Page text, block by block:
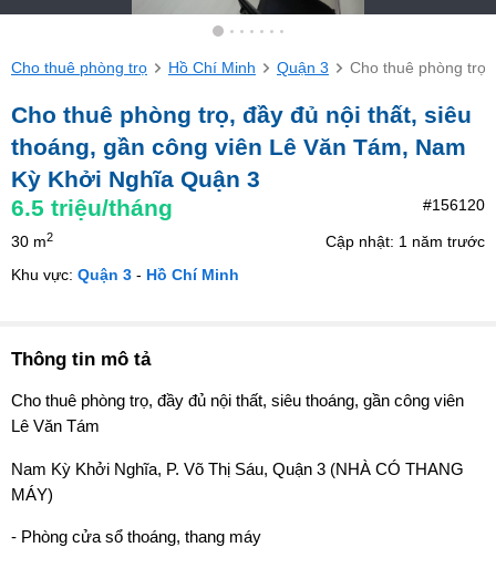
Cho thuê phòng trọ Hồ Chí Minh Quận 3 Cho thuê phòng
Cho thuê phòng trọ, đầy đủ nội thất, siêu
thoáng, gần công viên Lê Văn Tám, Nam
Kỳ Khởi Nghĩa Quận 3
6.5 triệu/tháng #156120
30 m2
Cập nhật: 1 năm trước
Khu vực: Quận 3 - Hồ Chí Minh
Thông tin mô tả
Cho thuê phòng trọ, đầy đủ nội thất, siêu thoáng, gần công viên
Lê Văn Tám
Nam Kỳ Khởi Nghĩa, P. Võ Thị Sáu, Quận 3 (NHÀ CÓ THANG
MÁY)
- Phòng cửa sổ thoáng, thang máy